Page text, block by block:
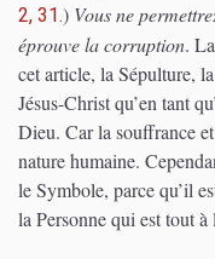
2, 31.) Vous ne
éprouve la corruption.
cet article, la Sépulture,
Jésus-Christ qu’en tant
Dieu. Car la souffrance
nature humaine.
le Symbole, parce qu’il
la Personne qui est tout